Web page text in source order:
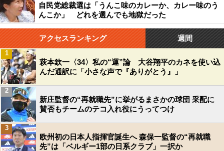
自民党総裁選は「うんこ味のカレーか、カレー味のう
んこか」 どれを選んでも地獄だった
アクセスランキング 週間
萩本欽一〈34〉私の“運”論 大谷翔平のカネを使い込
んだ通訳に「小さな声で『ありがとう』」
1
新庄監督の“再就職先”に挙がるまさかの球団 采配に
賛否もチームのテコ入れ役にうってつけ
2
欧州初の日本人指揮官誕生へ 森保一監督の“再就職
先”は「ベルギー1部の日系クラブ」一択か
3